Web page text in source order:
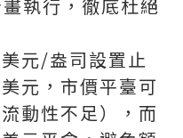
執行，徹底杜絕
元/盎司設置止
元，市價平臺可
動性不足），而